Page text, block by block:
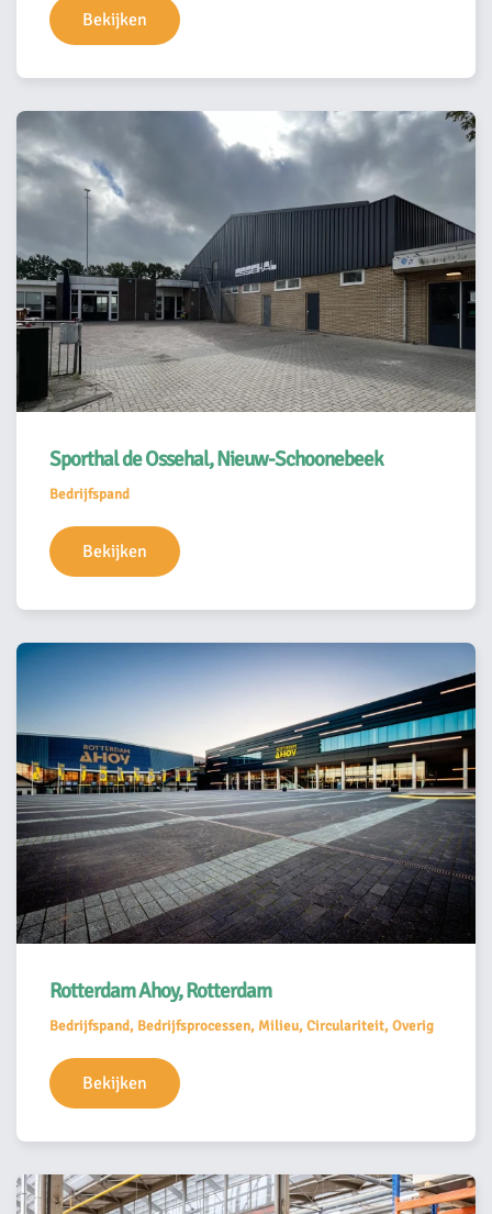
Bekijken
Sporthal de Ossehal, Nieuw-Schoonebeek
Bedrijfspand
Bekijken
Rotterdam Ahoy, Rotterdam
Bedrijfspand, Bedrijfsprocessen, Milieu, Circulariteit, Overig
Bekijken